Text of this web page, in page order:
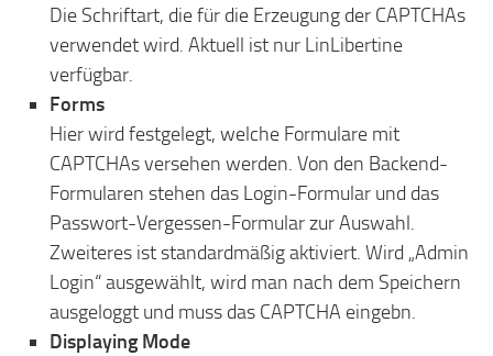
Die Schriftart, die für die Erzeugung der CAPTCHAs
verwendet wird. Aktuell ist nur LinLibertine
verfügbar.
Forms
Hier wird festgelegt, welche Formulare mit
CAPTCHAs versehen werden. Von den Backend-
Formularen stehen das Login-Formular und das
Passwort-Vergessen-Formular zur Auswahl.
Zweiteres ist standardmäßig aktiviert. Wird „Admin
Login“ ausgewählt, wird man nach dem Speichern
ausgeloggt und muss das CAPTCHA eingebn.
Displaying Mode